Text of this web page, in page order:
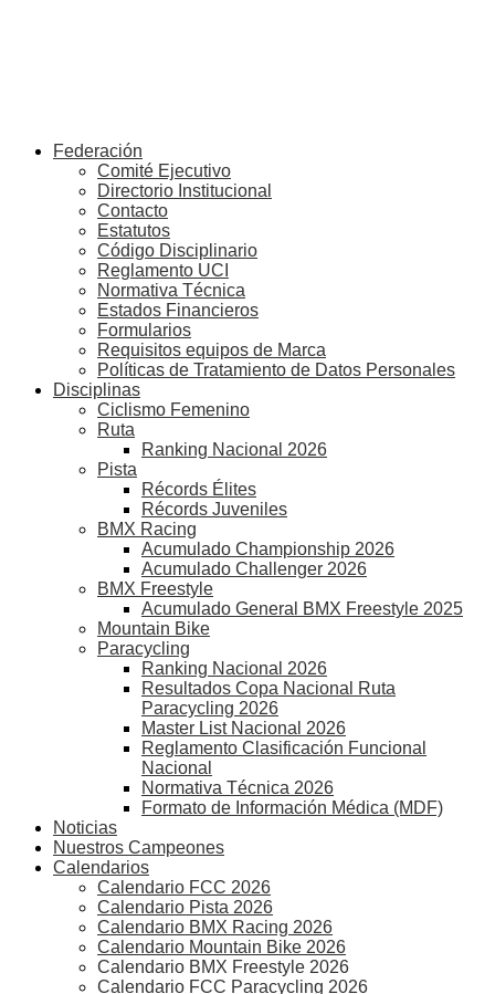
Federación
Comité Ejecutivo
Directorio Institucional
Contacto
Estatutos
Código Disciplinario
Reglamento UCI
Normativa Técnica
Estados Financieros
Formularios
Requisitos equipos de Marca
Políticas de Tratamiento de Datos Personales
Disciplinas
Ciclismo Femenino
Ruta
Ranking Nacional 2026
Pista
Récords Élites
Récords Juveniles
BMX Racing
Acumulado Championship 2026
Acumulado Challenger 2026
BMX Freestyle
Acumulado General BMX Freestyle 2025
Mountain Bike
Paracycling
Ranking Nacional 2026
Resultados Copa Nacional Ruta
Paracycling 2026
Master List Nacional 2026
Reglamento Clasificación Funcional
Nacional
Normativa Técnica 2026
Formato de Información Médica (MDF)
Noticias
Nuestros Campeones
Calendarios
Calendario FCC 2026
Calendario Pista 2026
Calendario BMX Racing 2026
Calendario Mountain Bike 2026
Calendario BMX Freestyle 2026
Calendario FCC Paracycling 2026